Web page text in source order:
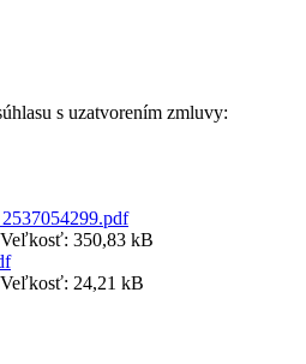
s uzatvorením zmluvy:
350,83 kB
24,21 kB